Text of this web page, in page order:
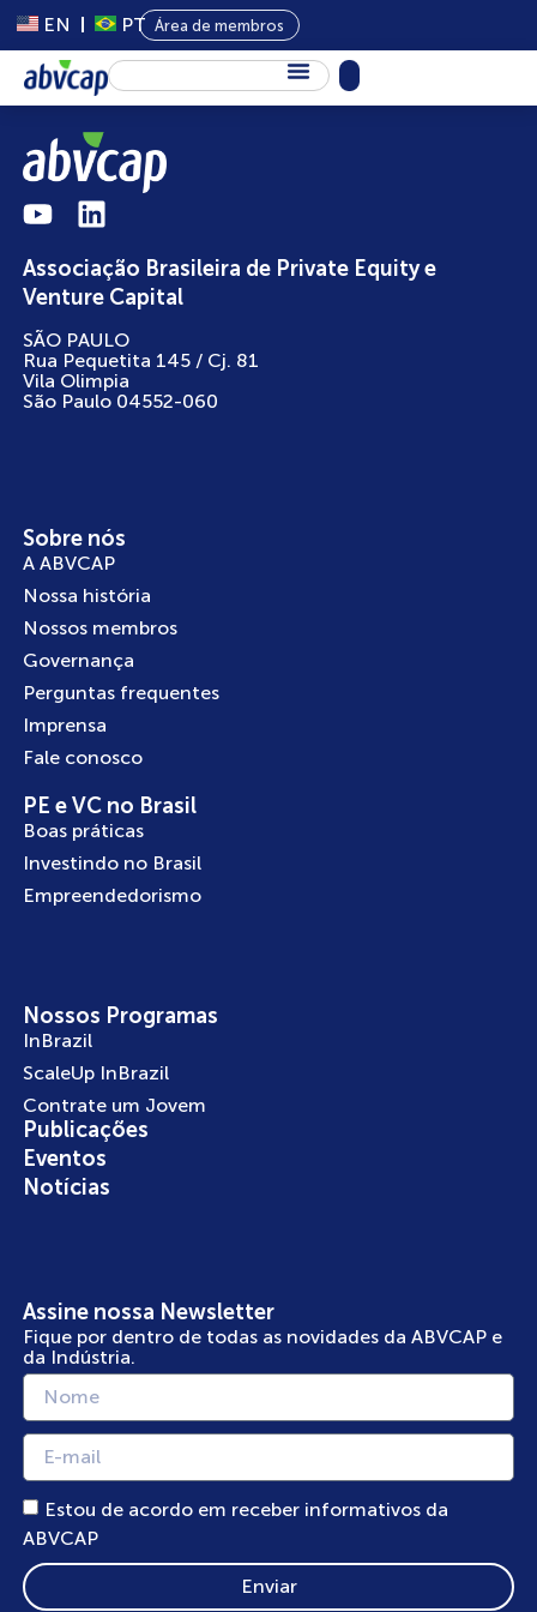
EN PT Área de membros
Sobre Nós
Capital Privado
Programas
Conteúdo
Eventos
Notícias
Associação Brasileira de Private Equity e
Venture Capital
SÃO PAULO
Rua Pequetita 145 / Cj. 81
Vila Olimpia
São Paulo 04552-060
Sobre nós
A ABVCAP
Nossa história
Nossos membros
Governança
Perguntas frequentes
Imprensa
Fale conosco
PE e VC no Brasil
Boas práticas
Investindo no Brasil
Empreendedorismo
Nossos Programas
InBrazil
ScaleUp InBrazil
Contrate um Jovem
Publicações
Eventos
Notícias
Assine nossa Newsletter
Fique por dentro de todas as novidades da ABVCAP e
da Indústria.
Estou de acordo em receber informativos da
ABVCAP
Enviar